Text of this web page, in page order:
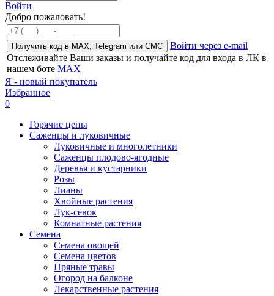
Войти
Добро пожаловать!
Получить код в MAX, Telegram или СМС
Войти через e-mail
Отслеживайте Ваши заказы и получайте код для входа в ЛК в
нашем боте MAX
Я - новый покупатель
Избранное
0
Горячие цены
Саженцы и луковичные
Луковичные и многолетники
Саженцы плодово-ягодные
Деревья и кустарники
Розы
Лианы
Хвойные растения
Лук-севок
Комнатные растения
Семена
Семена овощей
Семена цветов
Пряные травы
Огород на балконе
Лекарственные растения